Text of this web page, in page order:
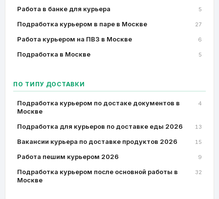
Работа в банке для курьера 5
Подработка курьером в паре в Москве 27
Работа курьером на ПВЗ в Москве 6
Подработка в Москве 5
ПО ТИПУ ДОСТАВКИ
Подработка курьером по достаке документов в
Москве
4
Подработка для курьеров по доставке еды 2026 13
Вакансии курьера по доставке продуктов 2026 15
Работа пешим курьером 2026 9
Подработка курьером после основной работы в
Москве
32